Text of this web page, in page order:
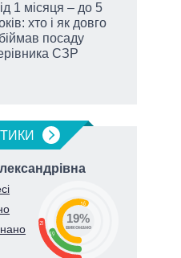
1 місяця – до 5
хто і як довго
посаду
СЗР
25
19
56
19%
виконано